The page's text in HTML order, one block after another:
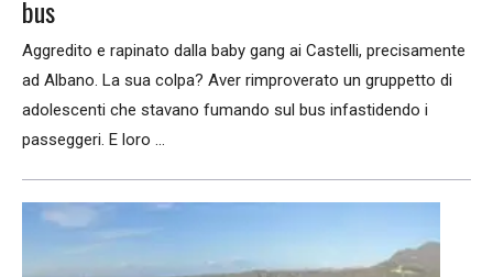
bus
Aggredito e rapinato dalla baby gang ai Castelli, precisamente
ad Albano. La sua colpa? Aver rimproverato un gruppetto di
adolescenti che stavano fumando sul bus infastidendo i
passeggeri. E loro ...